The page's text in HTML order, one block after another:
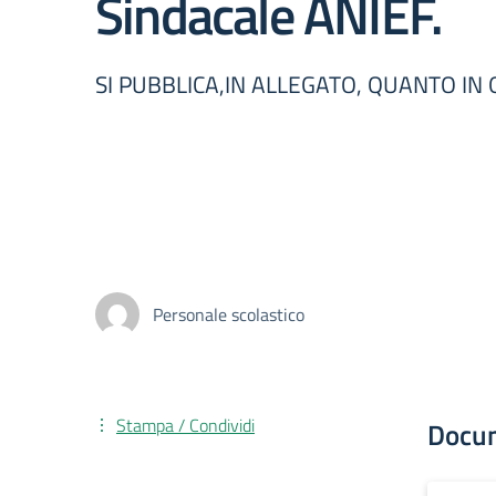
SI PUBBLICA,IN ALLEGATO, QUANTO IN
Personale scolastico
Stampa / Condividi